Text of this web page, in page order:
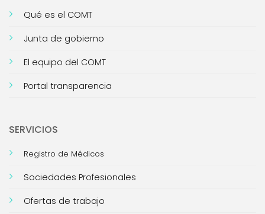
Qué es el COMT
Junta de gobierno
El equipo del COMT
Portal transparencia
SERVICIOS
Registro de Médicos
Sociedades Profesionales
Ofertas de trabajo